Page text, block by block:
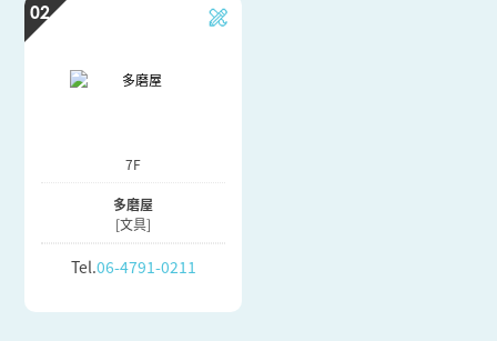
02
7F
多磨屋
[文具]
Tel.06-4791-0211